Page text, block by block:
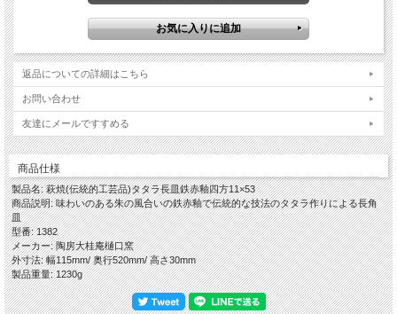
と、高低差ができ一層豪華な演出が出来ることと思います。
「器のお取り扱いについて」
〇電子レンジ・食器洗浄乾燥機の使用OK
当店では薬品によるコーティングをしておりませんので、電子レンジ・食器洗浄乾
燥機をお使いいただけます。
※電子レンジご使用の際は、レンジ使用中の吹きこぼれや火傷などされませんよう
にお取り扱いにご注意ください。
※ガスレンジ・直火は破損の原因となりますので、絶対にしないようにご注意くだ
さい。
〇冷たい料理・デザートの場合は器を冷蔵庫に入れておく
萩焼は多孔質であることから吸水性がありますので、事前に器を冷蔵庫に入れてお
きますと器自体が冷たくなり冷たいお料理を一層美味しくお召し上がりいただけま
す。
※冷凍庫は破損の原因となりますので、絶対にしないようにご注意ください。
〇器にやさしいお取り扱い－お使いいただく前に器を水につける
※お料理を引き立てると共に、醤油などの糖分によるカビの発生を抑制します。
「鉄赤釉という作風」
伝統的工芸品萩焼の指定材料にある萩焼の基本となる「大道土」で水曳きし、乾燥
させながら高台や高台脇を削り全体の形を整えしっかり乾燥させて素焼きをし、鉄
分が主原料の釉薬を掛け酸化焼成で本焼をし窯出しをして焼ヒビなどが無いかをし
返品についての詳細はこちら
お問い合わせ
友達にメールですすめる
商品仕様
製品名: 萩焼(伝統的工芸品)タタラ長皿鉄赤釉四方11×53
商品説明: 味わいのある朱の風合いの鉄赤釉で伝統的な技法のタタラ作りによる長角
皿
型番: 1382
メーカー: 陶房大桂庵樋口窯
外寸法: 幅115mm/ 奥行520mm/ 高さ30mm
製品重量: 1230g